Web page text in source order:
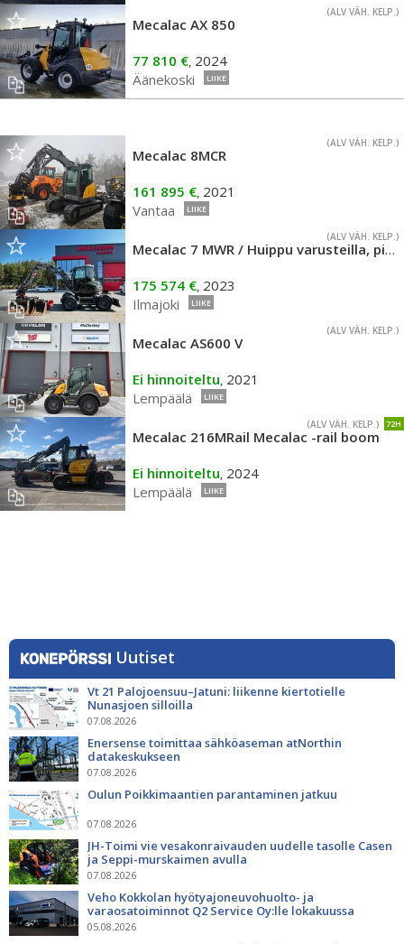
(ALV VÄH. KELP.)
Mecalac AX 850
77 810 €, 2024
Äänekoski
LIIKE
(ALV VÄH. KELP.)
Mecalac 8MCR
161 895 €, 2021
Vantaa
LIIKE
(ALV VÄH. KELP.)
Mecalac 7 MWR / Huippu varusteilla, pienet tunnit!
175 574 €, 2023
Ilmajoki
LIIKE
(ALV VÄH. KELP.)
Mecalac AS600 V
Ei hinnoiteltu, 2021
Lempäälä
LIIKE
72H
(ALV VÄH. KELP.)
Mecalac 216MRail Mecalac -rail boom
Ei hinnoiteltu, 2024
Lempäälä
LIIKE
Uutiset
Vt 21 Palojoensuu–Jatuni: liikenne kiertotielle
Nunasjoen silloilla
07.08.2026
Enersense toimittaa sähköaseman atNorthin
datakeskukseen
07.08.2026
Oulun Poikkimaantien parantaminen jatkuu
07.08.2026
JH-Toimi vie vesakonraivauden uudelle tasolle Casen
ja Seppi-murskaimen avulla
07.08.2026
Veho Kokkolan hyötyajoneuvohuolto- ja
varaosatoiminnot Q2 Service Oy:lle lokakuussa
05.08.2026